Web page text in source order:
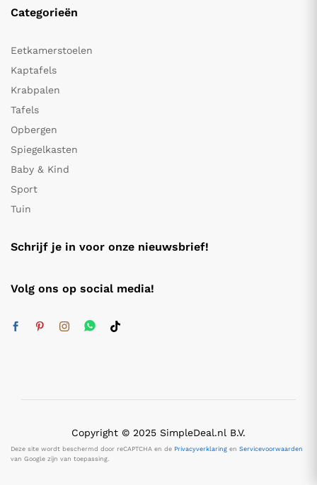
Categorieën
Eetkamerstoelen
Kaptafels
Krabpalen
Tafels
Opbergen
Spiegelkasten
Baby & Kind
Sport
Tuin
Schrijf je in voor onze nieuwsbrief!
Volg ons op social media!
Copyright © 2025 SimpleDeal.nl B.V.
Deze site wordt beschermd door reCAPTCHA en de Privacyverklaring en Servicevoorwaarden
van Google zijn van toepassing.